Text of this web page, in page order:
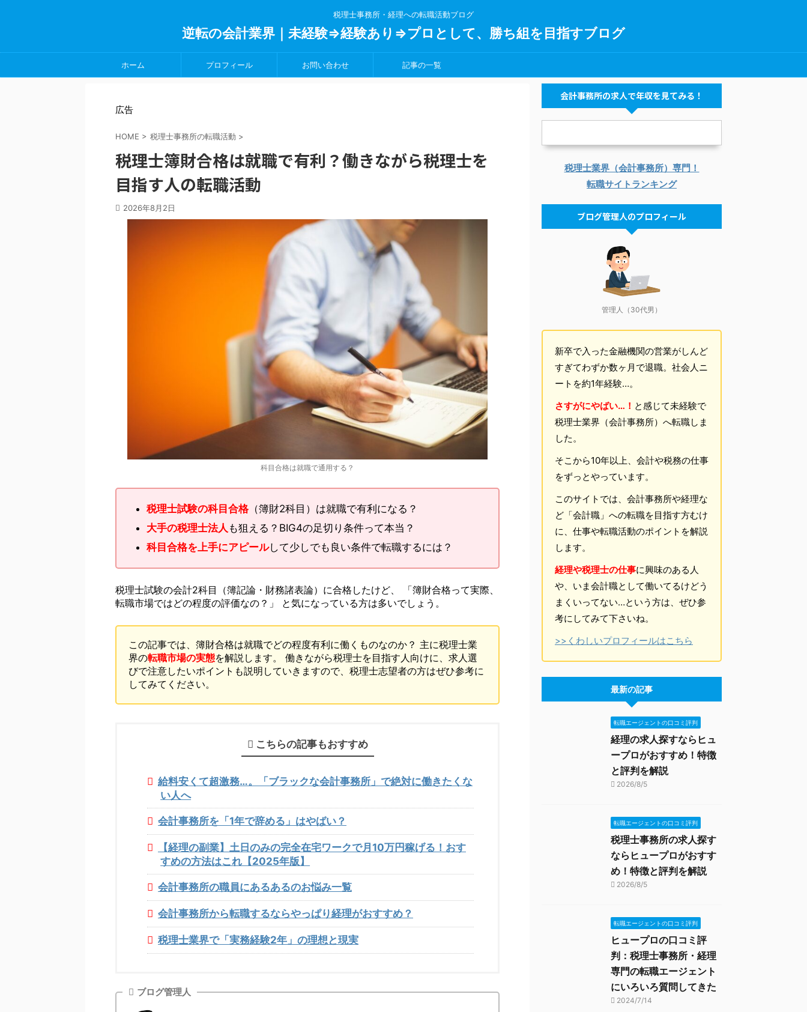
税理士事務所・経理への転職活動ブログ
逆転の会計業界｜未経験⇒経験あり⇒プロとして、勝ち組を目指すブログ
ホーム プロフィール お問い合わせ 記事の一覧
広告
HOME > 税理士事務所の転職活動 >
税理士簿財合格は就職で有利？働きながら税理士を
目指す人の転職活動
2026年8月2日
科目合格は就職で通用する？
税理士試験の科目合格 （簿財2科目）は就職で有利になる？
大手の税理士法人 も狙える？BIG4の足切り条件って本当？
科目合格を上手にアピールして少しでも良い条件で転職するには？
税理士試験の会計2科目（簿記論・財務諸表論）に合格したけど、 「簿財合格って実際、
転職市場ではどの程度の評価なの？」 と気になっている方は多いでしょう。
この記事では、簿財合格は就職でどの程度有利に働くものなのか？ 主に税理士業
界の転職市場の実態を解説します。 働きながら税理士を目指す人向けに、求人選
びで注意したいポイントも説明していきますので、税理士志望者の方はぜひ参考に
してみてください。
こちらの記事もおすすめ
給料安くて超激務…。「ブラックな会計事務所」で絶対に働きたくな
い人へ
会計事務所を「1年で辞める」はやばい？
【経理の副業】土日のみの完全在宅ワークで月10万円稼げる！おす
すめの方法はこれ【2025年版】
会計事務所の職員にあるあるのお悩み一覧
会計事務所から転職するならやっぱり経理がおすすめ？
税理士業界で「実務経験2年」の理想と現実
ブログ管理人
会計事務所の求人で年収を見てみる！
税理士業界（会計事務所）専門！
転職サイトランキング
ブログ管理人のプロフィール
管理人（30代男）
新卒で入った金融機関の営業がしんど
すぎてわずか数ヶ月で退職。社会人ニ
ートを約1年経験…。
さすがにやばい…！ と感じて未経験で
税理士業界（会計事務所）へ転職しま
した。
そこから10年以上、会計や税務の仕事
をずっとやっています。
このサイトでは、会計事務所や経理な
ど「会計職」への転職を目指す方むけ
に、仕事や転職活動のポイントを解説
します。
経理や税理士の仕事に興味のある人
や、いま会計職として働いてるけどう
まくいってない…という方は、ぜひ参
考にしてみて下さいね。
>>くわしいプロフィールはこちら
最新の記事
転職エージェントの口コミ評判
経理の求人探すならヒュ
ープロがおすすめ！特徴
と評判を解説
2026/8/5
転職エージェントの口コミ評判
税理士事務所の求人探す
ならヒュープロがおすす
め！特徴と評判を解説
2026/8/5
転職エージェントの口コミ評判
ヒュープロの口コミ評
判：税理士事務所・経理
専門の転職エージェント
にいろいろ質問してきた
2024/7/14